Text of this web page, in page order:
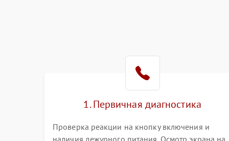
1. Первичная диагностика
Проверка реакции на кнопку включения и
наличия дежурного питания. Осмотр экрана на